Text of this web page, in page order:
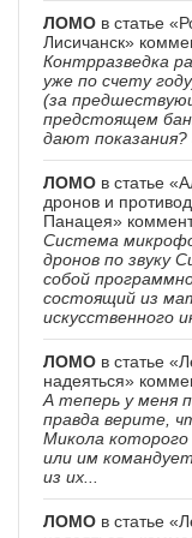
ЛОМО в статье
Лисичанск»
Контрразведка
уже по счету
(за
предстоящем
дают показания?
ЛОМО в статье
дронов и
Панацея»
Система
дронов по звуку
собой
состоящий из
искусственного
ЛОМО в статье
надеяться»
А теперь у меня
правда верите,
Микола
или им
из их...
ЛОМО в статье